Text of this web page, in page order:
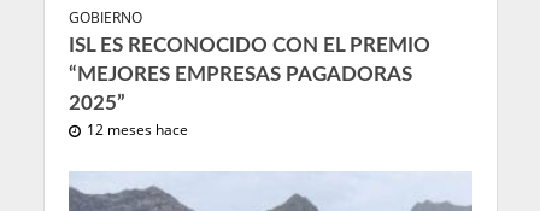
GOBIERNO
ISL ES RECONOCIDO CON EL PREMIO
“MEJORES EMPRESAS PAGADORAS
2025”
12 meses hace